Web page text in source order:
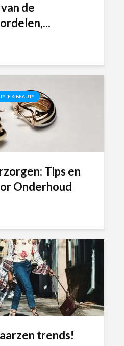
de
& BEAUTY
Tips en
Onderhoud
trends!